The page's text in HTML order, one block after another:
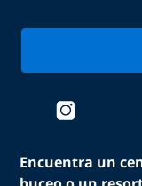
Encuentra un